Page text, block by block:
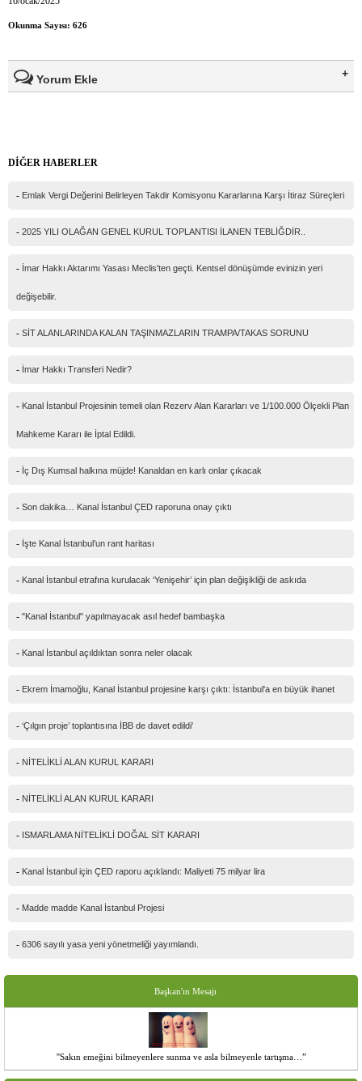
Okunma Sayısı: 626
Yorum Ekle
Güvenlik kodu
DİĞER HABERLER
- Emlak Vergi Değerini Belirleyen Takdir Komisyonu Kararlarına Karşı İtiraz Süreçleri
- 2025 YILI OLAĞAN GENEL KURUL TOPLANTISI İLANEN TEBLİĞDİR..
- İmar Hakkı Aktarımı Yasası Meclis'ten geçti. Kentsel dönüşümde evinizin yeri
değişebilir.
- SİT ALANLARINDA KALAN TAŞINMAZLARIN TRAMPA/TAKAS SORUNU
- İmar Hakkı Transferi Nedir?
- Kanal İstanbul Projesinin temeli olan Rezerv Alan Kararları ve 1/100.000 Ölçekli Plan
Mahkeme Kararı ile İptal Edildi.
- İç Dış Kumsal halkına müjde! Kanaldan en karlı onlar çıkacak
- Son dakika… Kanal İstanbul ÇED raporuna onay çıktı
- İşte Kanal İstanbul’un rant haritası
- Kanal İstanbul etrafına kurulacak ‘Yenişehir’ için plan değişikliği de askıda
- "Kanal İstanbul" yapılmayacak asıl hedef bambaşka
- Kanal İstanbul açıldıktan sonra neler olacak
- Ekrem İmamoğlu, Kanal İstanbul projesine karşı çıktı: İstanbul'a en büyük ihanet
- ‘Çılgın proje’ toplantısına İBB de davet edildi'
- NİTELİKLİ ALAN KURUL KARARI
- NİTELİKLİ ALAN KURUL KARARI
- ISMARLAMA NİTELİKLİ DOĞAL SİT KARARI
- Kanal İstanbul için ÇED raporu açıklandı: Maliyeti 75 milyar lira
- Madde madde Kanal İstanbul Projesi
- 6306 sayılı yasa yeni yönetmeliği yayımlandı.
Başkan'ın Mesajı
''Sakın emeğini bilmeyenlere sunma ve asla bilmeyenle tartışma…”